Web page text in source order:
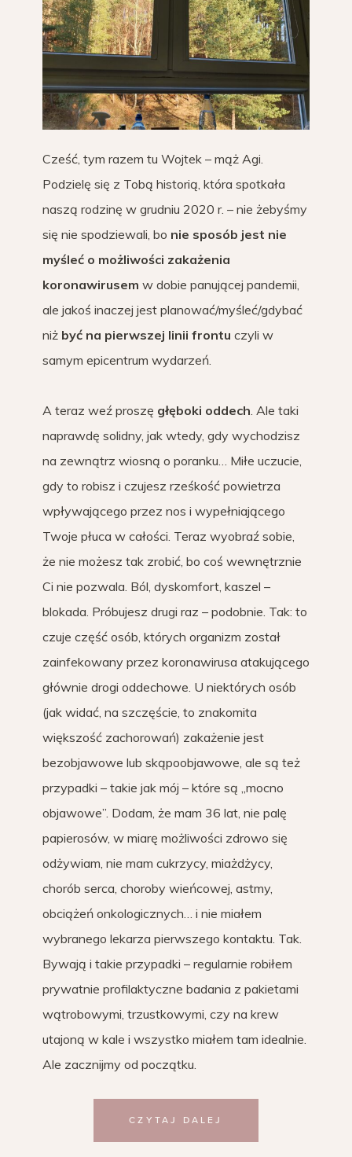
Cześć, tym razem tu Wojtek – mąż Agi.
Podzielę się z Tobą historią, która spotkała
naszą rodzinę w grudniu 2020 r. – nie żebyśmy
się nie spodziewali, bo nie sposób jest nie
myśleć o możliwości zakażenia
koronawirusem w dobie panującej pandemii,
ale jakoś inaczej jest planować/myśleć/gdybać
niż być na pierwszej linii frontu czyli w
samym epicentrum wydarzeń.
A teraz weź proszę głęboki oddech. Ale taki
naprawdę solidny, jak wtedy, gdy wychodzisz
na zewnątrz wiosną o poranku… Miłe uczucie,
gdy to robisz i czujesz rześkość powietrza
wpływającego przez nos i wypełniającego
Twoje płuca w całości. Teraz wyobraź sobie,
że nie możesz tak zrobić, bo coś wewnętrznie
Ci nie pozwala. Ból, dyskomfort, kaszel –
blokada. Próbujesz drugi raz – podobnie. Tak: to
czuje część osób, których organizm został
zainfekowany przez koronawirusa atakującego
głównie drogi oddechowe. U niektórych osób
(jak widać, na szczęście, to znakomita
większość zachorowań) zakażenie jest
bezobjawowe lub skąpoobjawowe, ale są też
przypadki – takie jak mój – które są „mocno
objawowe”. Dodam, że mam 36 lat, nie palę
papierosów, w miarę możliwości zdrowo się
odżywiam, nie mam cukrzycy, miażdżycy,
chorób serca, choroby wieńcowej, astmy,
obciążeń onkologicznych… i nie miałem
wybranego lekarza pierwszego kontaktu. Tak.
Bywają i takie przypadki – regularnie robiłem
prywatnie profilaktyczne badania z pakietami
wątrobowymi, trzustkowymi, czy na krew
utajoną w kale i wszystko miałem tam idealnie.
Ale zacznijmy od początku.
CZYTAJ DALEJ